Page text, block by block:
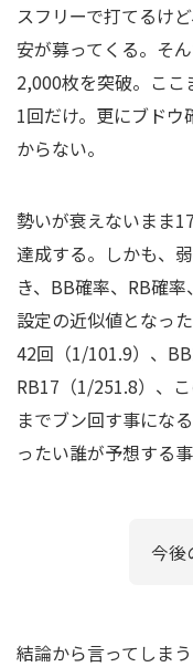
スフリーで打てるけ
安が募ってくる。そ
2,000枚を突破。ここ
1回だけ。更にブド
からない。
勢いが衰えないまま
達成する。しかも、
き、BB確率、RB確
設定の近似値となっ
42回（1/101.9）、
RB17（1/251.8）、
までブン回す事にな
ったい誰が予想する
今後
結論から言ってしま